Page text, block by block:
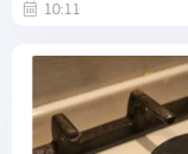
10:11